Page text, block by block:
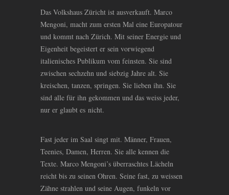
Das Volkshaus Züricht ist ausverkauft. Marco
Mengoni, macht zum ersten Mal eine Europatour
und kommt nach Zürich. Mit seiner Energie und
Eigenheit begeistert er sein vorwiegend
italienisches Publikum vom feinsten. Sie sind
zwischen sechzehn und siebzig Jahre alt. Sie
kreischen, tanzen, springen. Sie lieben ihn. Sie
sind alle für ihn gekommen und das weiss jeder,
nur er glaubt es nicht.
Fast jeder im Saal singt mit. Männer, Frauen,
Teenies, Damen, Herren. Sie alle kennen die
Texte. Marco Mengoni’s überraschtes Lächeln
reicht bis zu seinen Ohren. Seine fast, zu weissen
Zähne strahlen und seine Augen, funkeln vor